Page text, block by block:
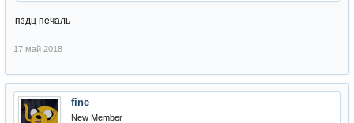
пздц печаль
17 май 2018
fine
New Member